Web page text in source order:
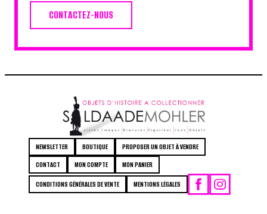
CONTACTEZ-NOUS
NEWSLETTER BOUTIQUE
PROPOSER UN OBJET À VENDRE
CONTACT
MON COMPTE MON PANIER
CONDITIONS GÉNÉRALES DE VENTE MENTIONS LÉGALES